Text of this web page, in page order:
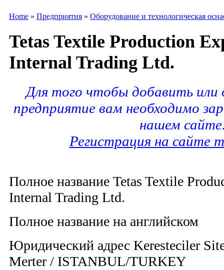
Home » Предприятия » Оборудование и технологическая
Tetas Textile Production
Internal Trading Ltd.
Для того чтобы добавить
предприятие вам необходимо
нашем
Регистрация на сайте
Полное название Tetas Textile
Internal Trading Ltd.
Полное название на английском
Юридический адрес Keresteciler
Merter / ISTANBUL/TURKEY